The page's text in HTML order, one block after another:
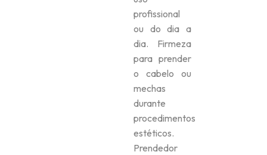
profissional
ou do dia a
dia. Firmeza
para prender
o cabelo ou
mechas
durante
procedimentos
estéticos.
Prendedor